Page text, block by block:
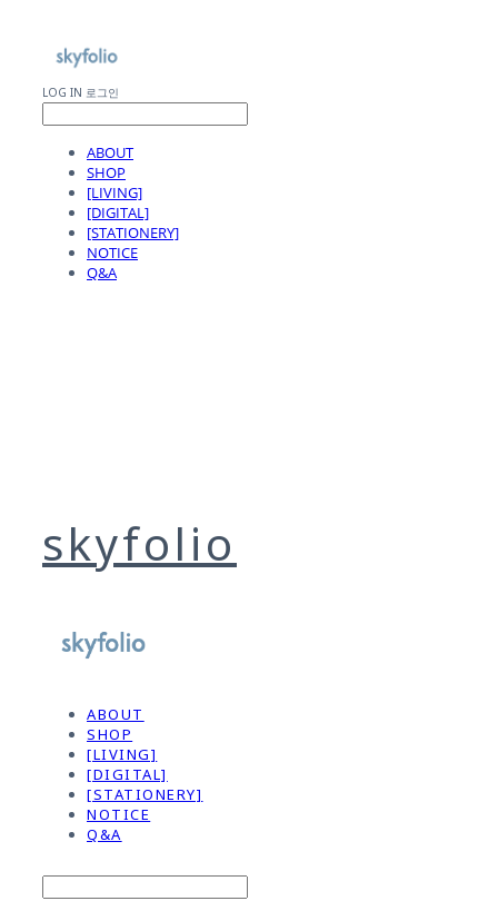
LOG IN 로그인
ABOUT
SHOP
[LIVING]
[DIGITAL]
[STATIONERY]
NOTICE
Q&A
skyfolio
ABOUT
SHOP
[LIVING]
[DIGITAL]
[STATIONERY]
NOTICE
Q&A